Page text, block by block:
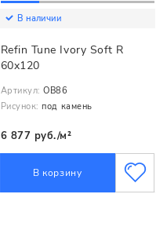
В наличии
Refin Tune Ivory Soft R
60x120
Артикул: OB86
Рисунок: под камень
6 877 руб./м²
В корзину